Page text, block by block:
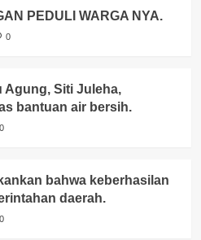
PEDULI WARGA NYA.
0
Agung, Siti Juleha,
bantuan air bersih.
0
bahwa keberhasilan
daerah.
0